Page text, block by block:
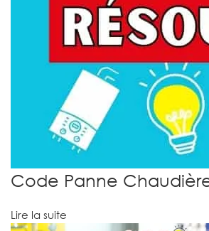
Code Panne
Lire la suite